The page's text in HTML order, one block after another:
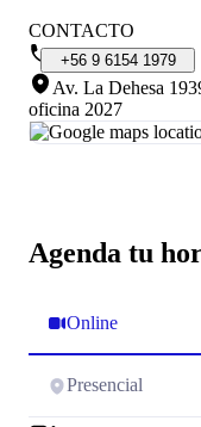
Agenda tu
Online
Presencial
CONTACTO
+56 9 6154 1979
Av. La Dehesa
oficina 2027